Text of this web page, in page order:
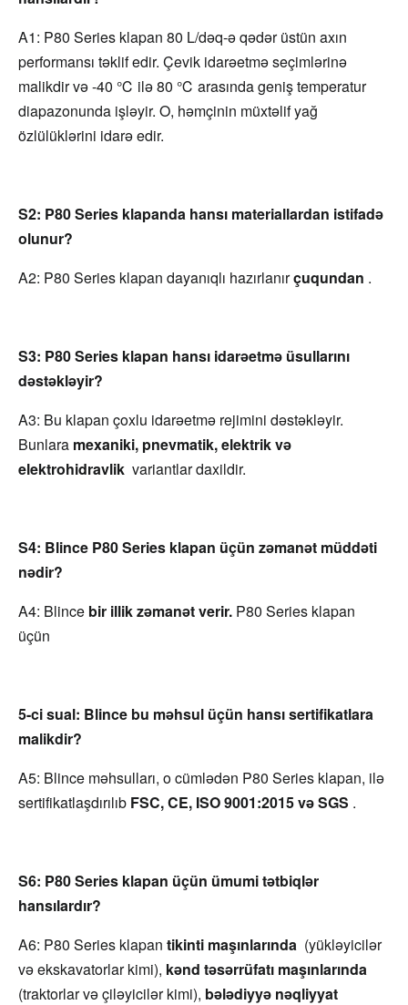
A1: P80 Series klapan 80 L/dəq-ə qədər üstün axın
performansı təklif edir. Çevik idarəetmə seçimlərinə
malikdir və -40 ℃ ilə 80 ℃ arasında geniş temperatur
diapazonunda işləyir. O, həmçinin müxtəlif yağ
özlülüklərini idarə edir.
S2: P80 Series klapanda hansı materiallardan istifadə
olunur?
A2: P80 Series klapan dayanıqlı hazırlanır çuqundan .
S3: P80 Series klapan hansı idarəetmə üsullarını
dəstəkləyir?
A3: Bu klapan çoxlu idarəetmə rejimini dəstəkləyir.
Bunlara mexaniki, pnevmatik, elektrik və
elektrohidravlik variantlar daxildir.
S4: Blince P80 Series klapan üçün zəmanət müddəti
nədir?
A4: Blince bir illik zəmanət verir. P80 Series klapan
üçün
5-ci sual: Blince bu məhsul üçün hansı sertifikatlara
malikdir?
A5: Blince məhsulları, o cümlədən P80 Series klapan, ilə
sertifikatlaşdırılıb FSC, CE, ISO 9001:2015 və SGS .
S6: P80 Series klapan üçün ümumi tətbiqlər
hansılardır?
A6: P80 Series klapan tikinti maşınlarında (yükləyicilər
və ekskavatorlar kimi),
(traktorlar və çiləyicilər kimi), bələdiyyə nəqliyyat